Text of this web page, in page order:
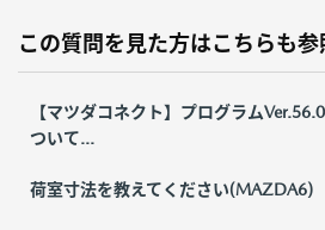
この質問を見た方はこちらも
【マツダコネクト】プログラム
ついて...
荷室寸法を教えてください(MAZDA6)